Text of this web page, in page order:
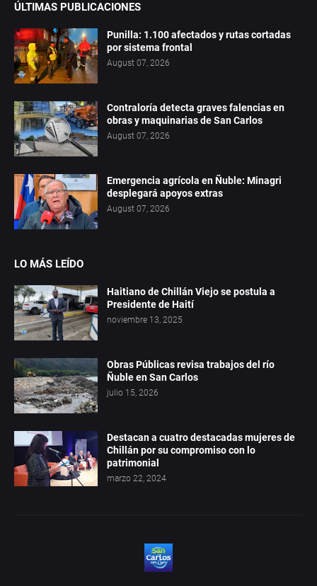
ÚLTIMAS PUBLICACIONES
Punilla: 1.100 afectados y rutas cortadas
por sistema frontal
August 07, 2026
Contraloría detecta graves falencias en
obras y maquinarias de San Carlos
August 07, 2026
Emergencia agrícola en Ñuble: Minagri
desplegará apoyos extras
August 07, 2026
LO MÁS LEÍDO
Haitiano de Chillán Viejo se postula a
Presidente de Haití
noviembre 13, 2025
Obras Públicas revisa trabajos del río
Ñuble en San Carlos
julio 15, 2026
Destacan a cuatro destacadas mujeres de
Chillán por su compromiso con lo
patrimonial
marzo 22, 2024